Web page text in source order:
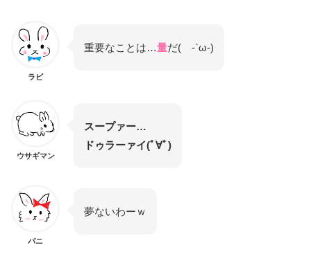
ラビ
重要なことは…量だ( -`ω-)
ウサギマン
スープァー…
ドゥラーァイ(ﾟ∀ﾟ)
バニ
夢ないわーｗ